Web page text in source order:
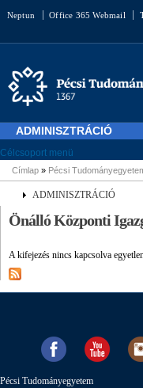
Neptun Office 365 Webmail
ADMINISZTRÁCIÓ
Célcsoport menü
Jelenlegi hely
Címlap » Pécsi
ADMINISZTRÁCIÓ
Önálló Központi
A kifejezés nincs kapcsolva
Pécsi Tudományegyetem